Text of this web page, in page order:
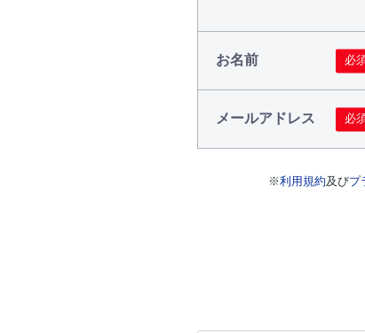
お名前
メールアドレス
※利用規約及びプ